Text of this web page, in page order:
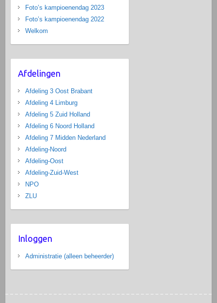
Foto’s kampioenendag 2023
Foto’s kampioenendag 2022
Welkom
Afdelingen
Afdeling 3 Oost Brabant
Afdeling 4 Limburg
Afdeling 5 Zuid Holland
Afdeling 6 Noord Holland
Afdeling 7 Midden Nederland
Afdeling-Noord
Afdeling-Oost
Afdeling-Zuid-West
NPO
ZLU
Inloggen
Administratie (alleen beheerder)